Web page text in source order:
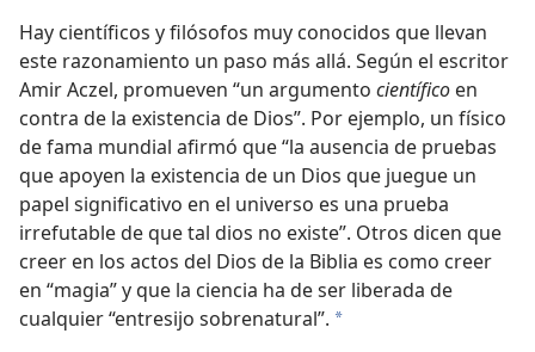
Hay científicos y filósofos muy conocidos que llevan
este razonamiento un paso más allá. Según el escritor
Amir Aczel, promueven “un argumento científico en
contra de la existencia de Dios”. Por ejemplo, un físico
de fama mundial afirmó que “la ausencia de pruebas
que apoyen la existencia de un Dios que juegue un
papel significativo en el universo es una prueba
irrefutable de que tal dios no existe”. Otros dicen que
creer en los actos del Dios de la Biblia es como creer
en “magia” y que la ciencia ha de ser liberada de
cualquier “entresijo sobrenatural”. *